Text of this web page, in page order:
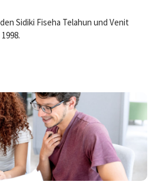
Sidiki Fiseha Telahun und Venit